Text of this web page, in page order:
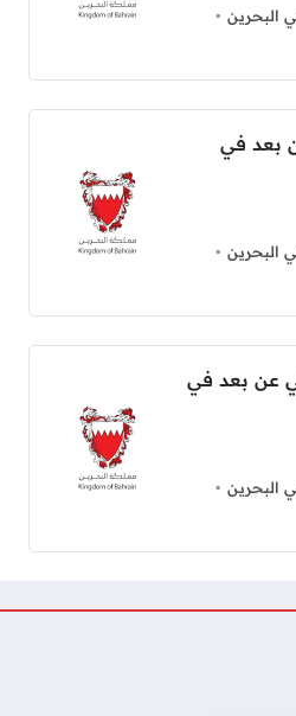
البحرين
بعد في
البحرين
عن بعد في
البحرين